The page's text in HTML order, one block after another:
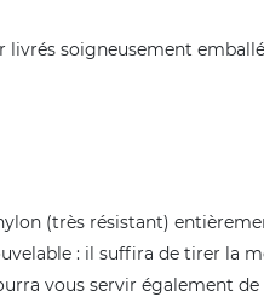
livrés soigneusement
(très résistant)
: il suffira de tirer la
vous servir également de